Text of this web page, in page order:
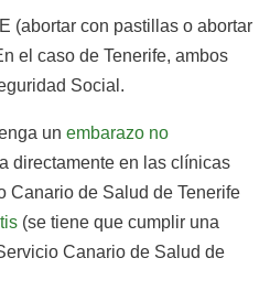
(abortar con pastillas o abortar
el caso de Tenerife, ambos
Social.
un embarazo no
directamente en las clínicas
Canario de Salud de Tenerife
(se tiene que cumplir una
Canario de Salud de